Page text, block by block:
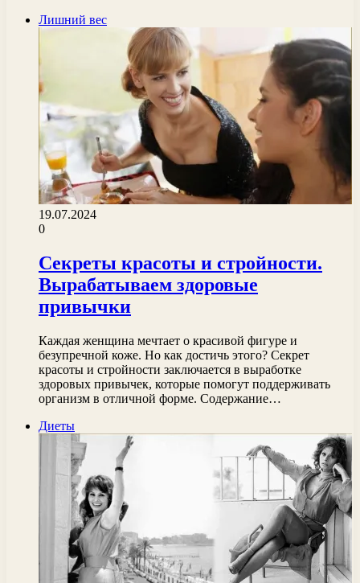
Лишний вес
19.07.2024
0
Секреты красоты и стройности.
Вырабатываем здоровые
привычки
Каждая женщина мечтает о красивой фигуре и
безупречной коже. Но как достичь этого? Секрет
красоты и стройности заключается в выработке
здоровых привычек, которые помогут поддерживать
организм в отличной форме. Содержание…
Диеты